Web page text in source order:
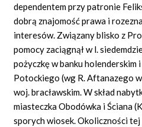
dependentem przy patronie
dobrą znajomość prawa i
interesów. Związany blisko z
pomocy zaciągnął w l.
pożyczkę w banku holenderskim
Potockiego (wg R. Aftanazego
woj. bracławskim. W skład
miasteczka Obodówka i Ściana
sporych wiosek. Okoliczności tej